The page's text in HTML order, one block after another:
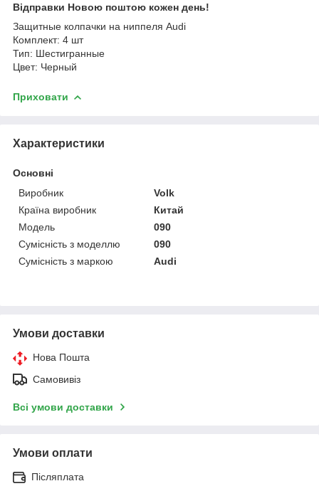
Відправки Новою поштою кожен день!
Защитные колпачки на ниппеля Audi
Комплект: 4 шт
Тип: Шестигранные
Цвет: Черный
Приховати
Характеристики
Основні
Виробник
Volk
Країна виробник
Китай
Модель
090
Сумісність з моделлю
090
Сумісність з маркою
Audi
Умови доставки
Нова Пошта
Самовивіз
Всі умови доставки
Умови оплати
Післяплата